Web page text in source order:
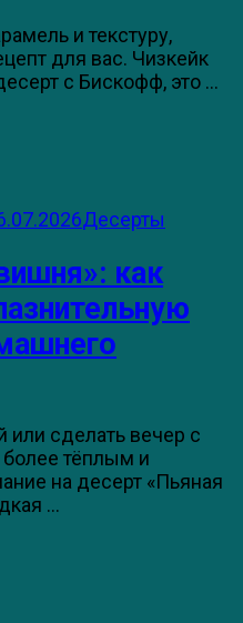
и текстуру,
для вас. Чизкейк
с Бискофф, это …
Десерты
как
или сделать вечер с
тёплым и
на десерт «Пьяная
…